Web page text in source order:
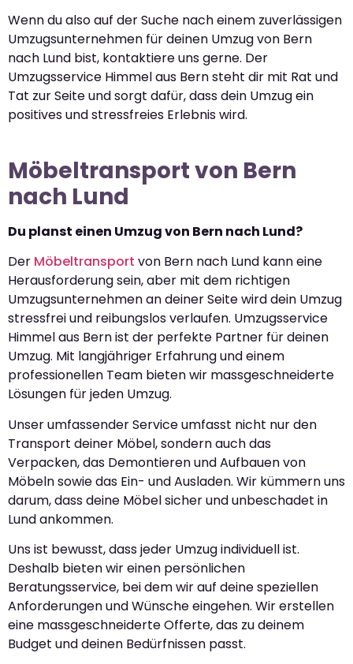
Wenn du also auf der Suche nach einem zuverlässigen
Umzugsunternehmen für deinen Umzug von Bern
nach Lund bist, kontaktiere uns gerne. Der
Umzugsservice Himmel aus Bern steht dir mit Rat und
Tat zur Seite und sorgt dafür, dass dein Umzug ein
positives und stressfreies Erlebnis wird.
Möbeltransport von Bern
nach Lund
Du planst einen Umzug von Bern nach Lund?
Der Möbeltransport von Bern nach Lund kann eine
Herausforderung sein, aber mit dem richtigen
Umzugsunternehmen an deiner Seite wird dein Umzug
stressfrei und reibungslos verlaufen. Umzugsservice
Himmel aus Bern ist der perfekte Partner für deinen
Umzug. Mit langjähriger Erfahrung und einem
professionellen Team bieten wir massgeschneiderte
Lösungen für jeden Umzug.
Unser umfassender Service umfasst nicht nur den
Transport deiner Möbel, sondern auch das
Verpacken, das Demontieren und Aufbauen von
Möbeln sowie das Ein- und Ausladen. Wir kümmern uns
darum, dass deine Möbel sicher und unbeschadet in
Lund ankommen.
Uns ist bewusst, dass jeder Umzug individuell ist.
Deshalb bieten wir einen persönlichen
Beratungsservice, bei dem wir auf deine speziellen
Anforderungen und Wünsche eingehen. Wir erstellen
eine massgeschneiderte Offerte, das zu deinem
Budget und deinen Bedürfnissen passt.